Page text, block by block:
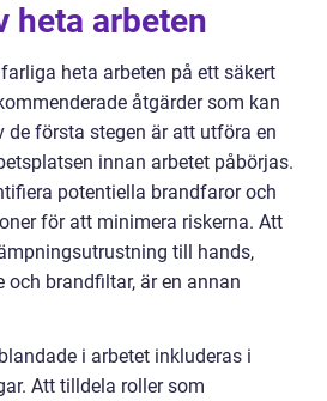
heta arbeten
heta arbeten på ett säkert
åtgärder som kan
de första stegen är att utföra en
innan arbetet påbörjas.
potentiella brandfaror och
för att minimera riskerna. Att
till hands,
brandfiltar, är en annan
i arbetet inkluderas i
Att tilldela roller som